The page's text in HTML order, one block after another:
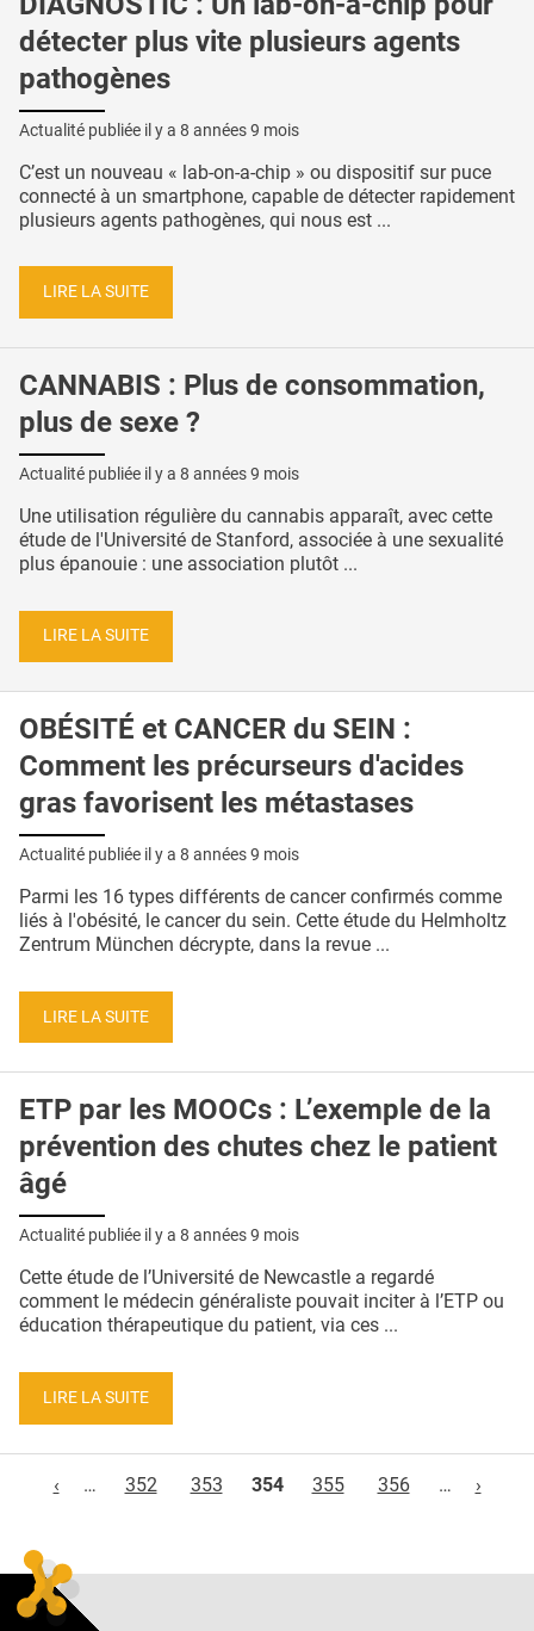
détecter plus vite plusieurs agents
pathogènes
Actualité publiée il y a 8 années 9 mois
C’est un nouveau « lab-on-a-chip » ou dispositif sur puce
connecté à un smartphone, capable de détecter rapidement
plusieurs agents pathogènes, qui nous est ...
LIRE LA SUITE
CANNABIS : Plus de consommation,
plus de sexe ?
Actualité publiée il y a 8 années 9 mois
Une utilisation régulière du cannabis apparaît, avec cette
étude de l'Université de Stanford, associée à une sexualité
plus épanouie : une association plutôt ...
LIRE LA SUITE
OBÉSITÉ et CANCER du SEIN :
Comment les précurseurs d'acides
gras favorisent les métastases
Actualité publiée il y a 8 années 9 mois
Parmi les 16 types différents de cancer confirmés comme
liés à l'obésité, le cancer du sein. Cette étude du Helmholtz
Zentrum München décrypte, dans la revue ...
LIRE LA SUITE
ETP par les MOOCs : L’exemple de la
prévention des chutes chez le patient
âgé
Actualité publiée il y a 8 années 9 mois
Cette étude de l’Université de Newcastle a regardé
comment le médecin généraliste pouvait inciter à l’ETP ou
éducation thérapeutique du patient, via ces ...
LIRE LA SUITE
‹
… 352 353 354 355 356 … ›